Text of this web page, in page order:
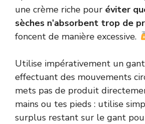
une crème riche pour éviter
sèches n’absorbent trop de
foncent de manière excessive.
Utilise impérativement un
effectuant des mouvements
mets pas de produit
mains ou tes pieds : utilise
surplus restant sur le gant